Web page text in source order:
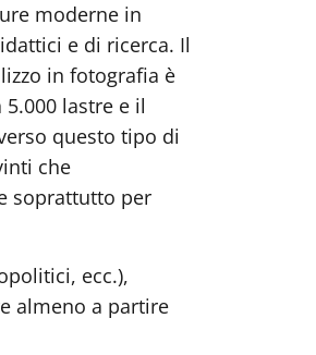
moderne in
e di ricerca. Il
in fotografia è
lastre e il
questo tipo di
che
soprattutto per
ecc.),
almeno a partire